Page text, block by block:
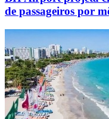
de passageiros por